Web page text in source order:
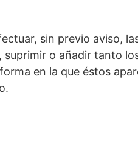
sin previo aviso,
o añadir tanto
en la que éstos